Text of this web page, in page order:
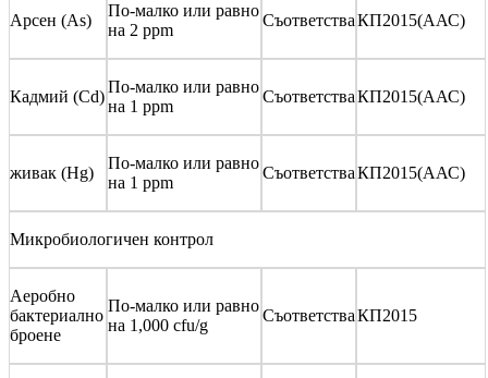
Арсен (As)
По-малко или равно
на 2 ppm
СъответстваКП2015(ААС)
Кадмий (Cd)
По-малко или равно
на 1 ppm
СъответстваКП2015(ААС)
живак (Hg)
По-малко или равно
на 1 ppm
СъответстваКП2015(ААС)
Микробиологичен контрол
Аеробно
бактериално
броене
По-малко или равно
на 1,000 cfu/g
СъответстваКП2015